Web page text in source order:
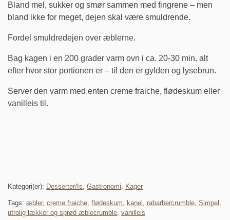
Bland mel, sukker og smør sammen med fingrene – men
bland ikke for meget, dejen skal være smuldrende.
Fordel smuldredejen over æblerne.
Bag kagen i en 200 grader varm ovn i ca. 20-30 min. alt
efter hvor stor portionen er – til den er gylden og lysebrun.
Server den varm med enten creme fraiche, flødeskum eller
vanilleis til.
Kategori(er): Desserter/Is, Gastronomi, Kager
Tags: æbler, creme fraiche flødeskum kanel rabarbercrumble Simpel
utrolig lækker og sprød æblecrumble vanilleis